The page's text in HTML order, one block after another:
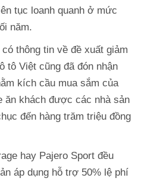
tục loanh quanh ở mức
năm.
thông tin về đề xuất giảm
Việt cũng đã đón nhận
kích cầu mua sắm của
ăn khách được các nhà sản
đến hàng trăm triệu đồng
hay Pajero Sport đều
áp dụng hỗ trợ 50% lệ phí